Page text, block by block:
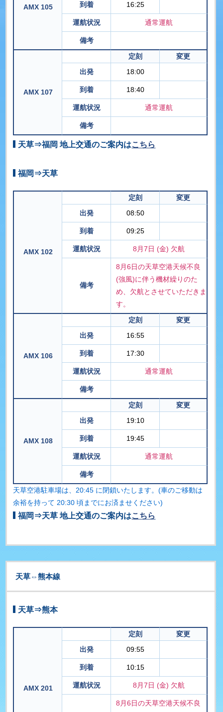
AMX 105 到着 16:25
運航状況 通常運航
備考
AMX 107
定刻
変更
出発
18:00
到着 18:40
運航状況 通常運航
備考
天草⇒福岡 地上交通のご案内はこちら
福岡⇒天草
AMX 102
定刻
変更
出発
08:50
到着 09:25
運航状況 8月7日 (金) 欠航
備考
8月6日の天草空港天候不良
(強風)に伴う機材繰りのた
め、欠航とさせていただきま
す。
AMX 106
定刻
変更
出発
16:55
到着 17:30
運航状況 通常運航
備考
AMX 108
定刻
変更
出発
19:10
到着 19:45
運航状況 通常運航
備考
天草空港駐車場は、20:45 に閉鎖いたします。(車のご移動は
余裕を持って 20:30 頃までにお済ませください)
福岡⇒天草 地上交通のご案内はこちら
天草⇔熊本線
天草⇒熊本
AMX 201
定刻
変更
出発
09:55
到着 10:15
運航状況 8月7日 (金) 欠航
8月6日の天草空港天候不良